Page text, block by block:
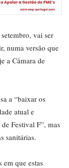
vai ser
numa versão que
a Câmara de
a “baixar os
atual e
Festival F”, mas
sanitárias.
em que estas